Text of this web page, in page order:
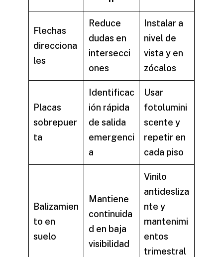
Flechas
direcciona
les
Reduce
dudas en
intersecci
ones
Instalar a
nivel de
vista y en
zócalos
Placas
sobrepuer
ta
Identificac
ión rápida
de salida
emergenci
a
Usar
fotolumini
scente y
repetir en
cada piso
Balizamien
to en
suelo
Mantiene
continuida
d en baja
visibilidad
Vinilo
antidesliza
nte y
mantenimi
entos
trimestral